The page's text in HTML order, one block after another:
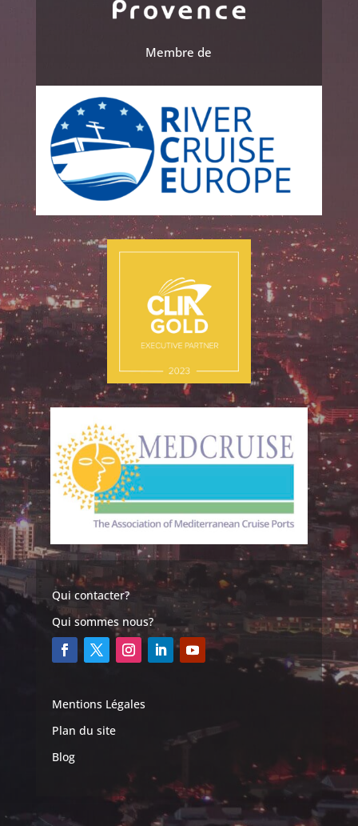
Membre de
Qui contacter?
Qui sommes nous?
Mentions Légales
Plan du site
Blog